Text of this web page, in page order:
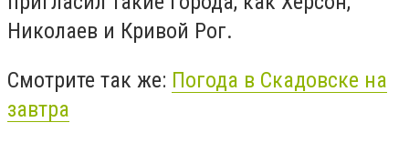
Николаев и Кривой Рог.
Смотрите так же: Погода в Скадовске на
завтра